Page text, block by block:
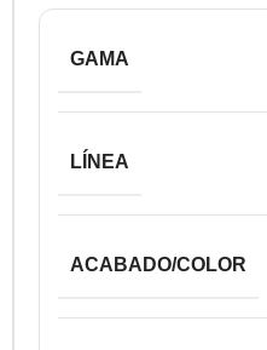
GAMA
LÍNEA
ACABADO/COLOR